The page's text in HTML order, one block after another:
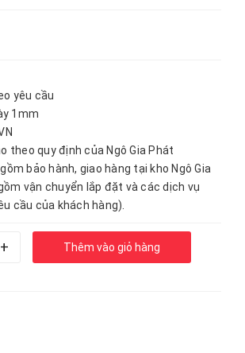
yêu cầu
1mm
theo quy định của Ngô Gia Phát
bảo hành, giao hàng tại kho Ngô Gia
vận chuyển lắp đặt và các dịch vụ
cầu của khách hàng).
+ Thêm vào giỏ hàng